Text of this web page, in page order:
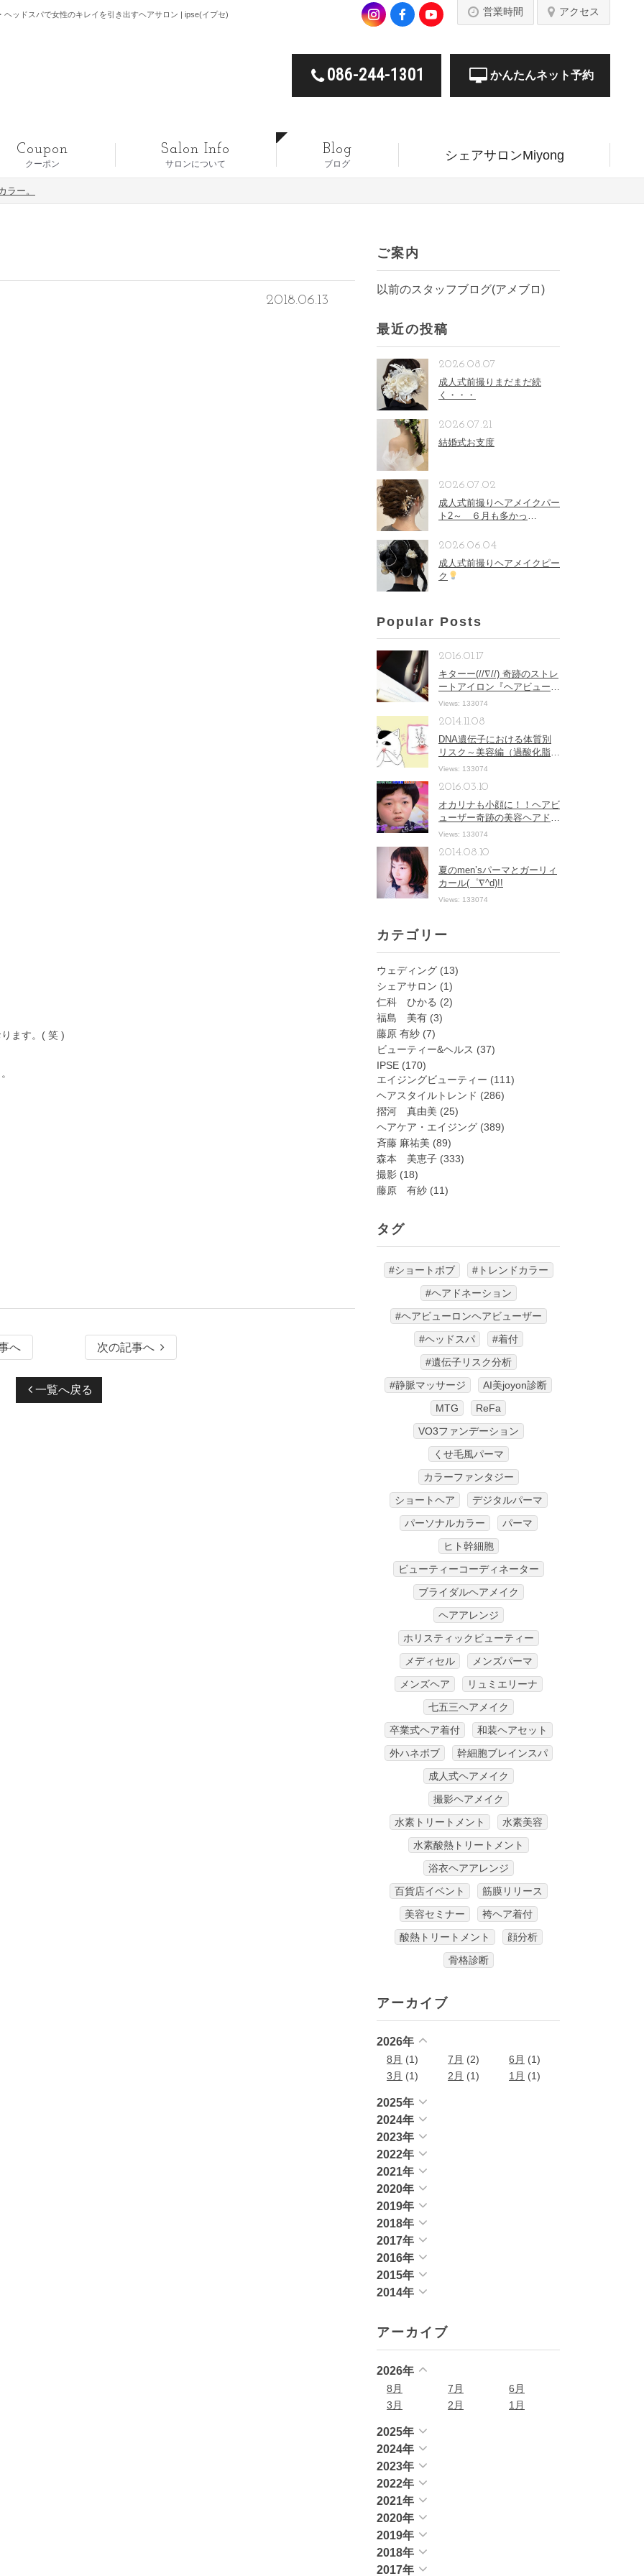
ッドスパで女性のキレイを引き出すヘアサロン | ipse(イプセ) 営業時間 アクセス
086-244-1301 かんたんネット予約
クーポン
Coupon
サロンについて
Salon Info
ブログ
Blog シェアサロンMiyong
ラー。
2018.06.13
ます。( 笑 )
へ 次の記事へ
一覧へ戻る
ご案内
以前のスタッフブログ(アメブロ)
最近の投稿
成人式前撮りまだまだ続
く・・・
2026.08.07
結婚式お支度
2026.07.21
成人式前撮りヘアメイクパー
ト2～ ６月も多かっ
2026.07.02
成人式前撮りヘアメイクピー
ク
2026.06.04
Popular Posts
キターー(//∇//) 奇跡のストレ
ートアイロン『ヘアビューロ
ンストレートアイロン』
2016.01.17
Views: 133074
DNA遺伝子における体質別
リスク～美容編（過酸化脂
質）
2014.11.08
Views: 133074
オカリナも小顔に！！ヘアビ
ューザー奇跡の美容ヘアドラ
イヤー！！
2016.03.10
Views: 133074
夏のmen’sパーマとガーリィ
カール(゜∇^d)!!
2014.08.10
Views: 133074
カテゴリー
ウェディング (13)
シェアサロン (1)
仁科 ひかる (2)
福島 美有 (3)
藤原 有紗 (7)
ビューティー&ヘルス (37)
IPSE (170)
エイジングビューティー (111)
ヘアスタイルトレンド (286)
摺河 真由美 (25)
ヘアケア・エイジング (389)
斉藤 麻祐美 (89)
森本 美恵子 (333)
撮影 (18)
藤原 有紗 (11)
タグ
#ショートボブ
#トレンドカラー
#ヘアドネーション
#ヘアビューロンヘアビューザー
#ヘッドスパ
#着付
#遺伝子リスク分析
#静脈マッサージ
AI美joyon診断
MTG
ReFa
VO3ファンデーション
くせ毛風パーマ
カラーファンタジー
ショートヘア
デジタルパーマ
パーソナルカラー
パーマ
ヒト幹細胞
ビューティーコーディネーター
ブライダルヘアメイク
ヘアアレンジ
ホリスティックビューティー
メディセル
メンズパーマ
メンズヘア
リュミエリーナ
七五三ヘアメイク
卒業式ヘア着付
和装ヘアセット
外ハネボブ
幹細胞ブレインスパ
成人式ヘアメイク
撮影ヘアメイク
水素トリートメント
水素美容
水素酸熱トリートメント
浴衣ヘアアレンジ
百貨店イベント
筋膜リリース
美容セミナー
袴ヘア着付
酸熱トリートメント
顔分析
骨格診断
アーカイブ
2026年
8月 (1) 7月 (2) 6月 (1)
3月 (1) 2月 (1) 1月 (1)
2025年
2024年
2023年
2022年
2021年
2020年
2019年
2018年
2017年
2016年
2015年
2014年
アーカイブ
2026年
8月 7月
6月
3月
2月 1月
2025年
2024年
2023年
2022年
2021年
2020年
2019年
2018年
2017年